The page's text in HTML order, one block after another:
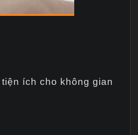
ích cho không gian